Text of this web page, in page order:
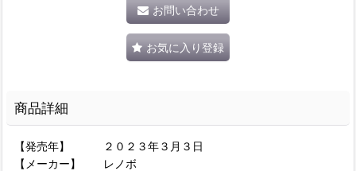
お問い合わせ
お気に入り登録
商品詳細
【発売年】 ２０２３年３月３日
【メーカー】 レノボ